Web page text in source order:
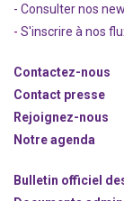
- Consulter nos
- S'inscrire à nos
Contactez-nous
Contact presse
Rejoignez-nous
Notre agenda
Bulletin officiel